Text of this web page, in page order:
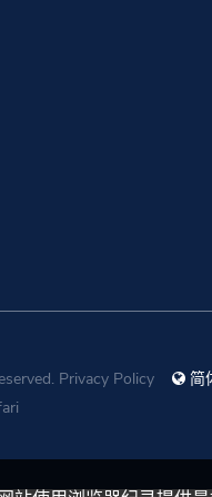
Privacy Policy
简